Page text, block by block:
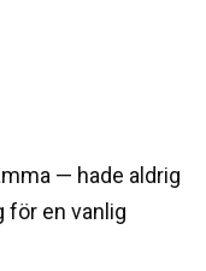
— hade aldrig
för en vanlig